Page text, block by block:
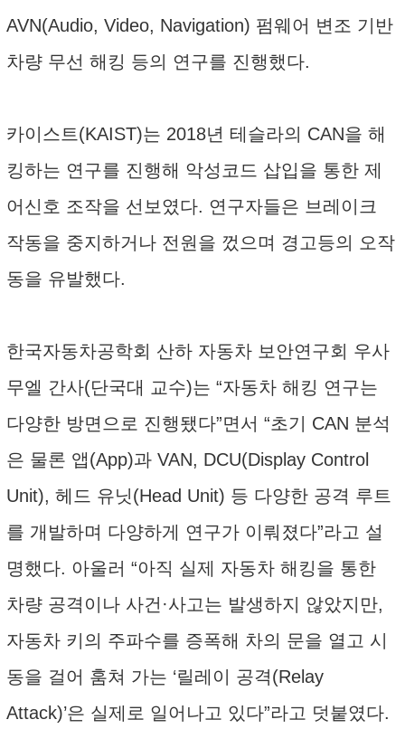
AVN(Audio, Video, Navigation) 펌웨어 변조 기반
차량 무선 해킹 등의 연구를 진행했다.
카이스트(KAIST)는 2018년 테슬라의 CAN을 해
킹하는 연구를 진행해 악성코드 삽입을 통한 제
어신호 조작을 선보였다. 연구자들은 브레이크
작동을 중지하거나 전원을 껐으며 경고등의 오작
동을 유발했다.
한국자동차공학회 산하 자동차 보안연구회 우사
무엘 간사(단국대 교수)는 “자동차 해킹 연구는
다양한 방면으로 진행됐다”면서 “초기 CAN 분석
은 물론 앱(App)과 VAN, DCU(Display Control
Unit), 헤드 유닛(Head Unit) 등 다양한 공격 루트
를 개발하며 다양하게 연구가 이뤄졌다”라고 설
명했다. 아울러 “아직 실제 자동차 해킹을 통한
차량 공격이나 사건·사고는 발생하지 않았지만,
자동차 키의 주파수를 증폭해 차의 문을 열고 시
동을 걸어 훔쳐 가는 ‘릴레이 공격(Relay
Attack)’은 실제로 일어나고 있다”라고 덧붙였다.